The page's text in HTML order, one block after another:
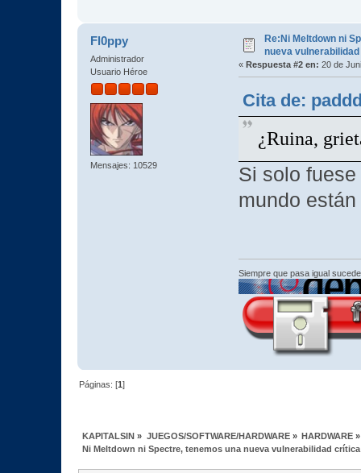
Fl0ppy
Administrador
Usuario Héroe
Mensajes: 10529
Re:Ni Meltdown ni
nueva
« Respuesta #2 en: 20 de
Cita de:
¿Ruina,
Si solo
mundo
Siempre que pasa igual
Páginas: [1]
KAPITALSIN » JUEGOS/SOFTWARE/HARDWARE» HARDWARE»
Ni Meltdown ni Spectre, tenemos una nueva vulnerabilidad